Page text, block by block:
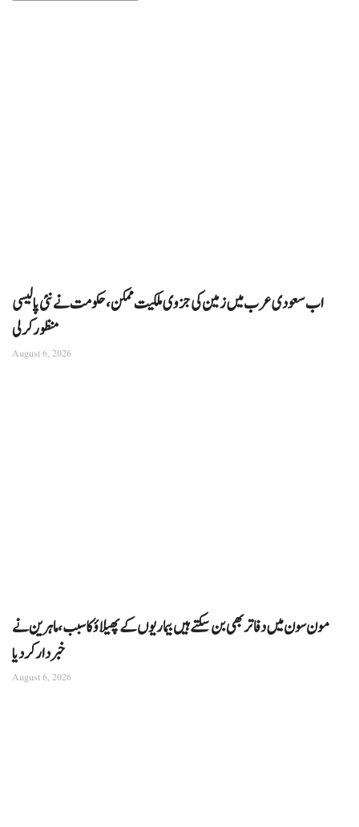
اب سعودی عرب میں زمین کی جزوی ملکیت ممکن، حکومت نے نئی پالیسی
منظور کرلی
August 6, 2026
مون سون میں دفاتر بھی بن سکتے ہیں بیماریوں کے پھیلاؤ کا سبب، ماہرین نے
خبردار کر دیا
August 6, 2026